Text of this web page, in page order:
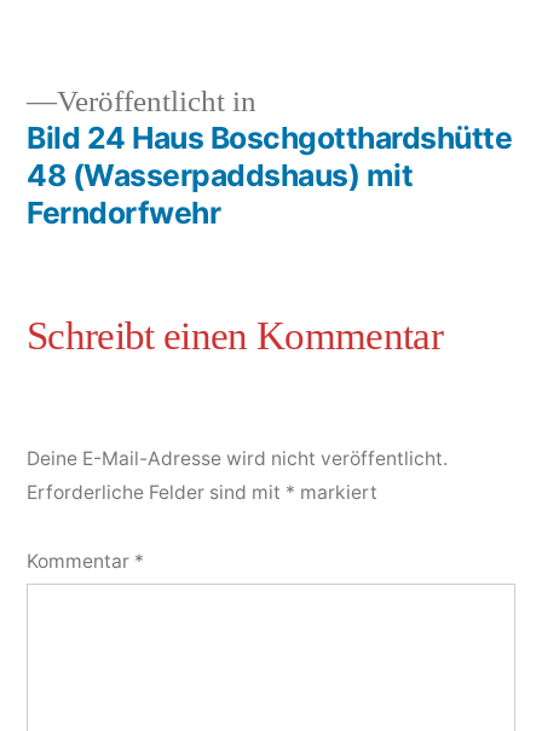
Veröffentlicht in
Bild 24 Haus Boschgotthardshütte
48 (Wasserpaddshaus) mit
Ferndorfwehr
Deine E-Mail-Adresse wird nicht veröffentlicht.
Erforderliche Felder sind mit * markiert
Kommentar *